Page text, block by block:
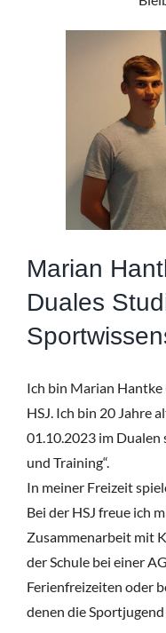
Marian
Duales
Ich bin Marian Hantke
HSJ. Ich bin 20 Jahre
01.10.2023 im Dualen
und Training“.
In meiner Freizeit
Bei der HSJ freue ich
Zusammenarbeit mit
der Schule bei einer
Ferienfreizeiten oder
denen die